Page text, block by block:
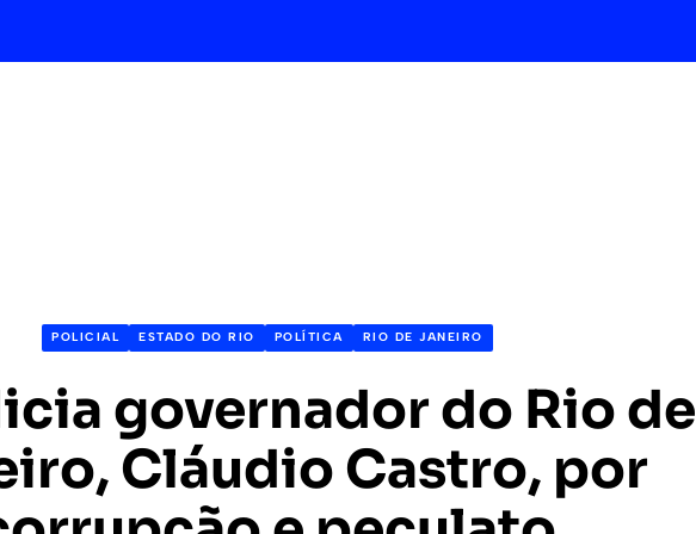
POLICIAL ESTADO DO RIO POLÍTICA RIO DE JANEIRO
governador do Rio de
Cláudio Castro, por